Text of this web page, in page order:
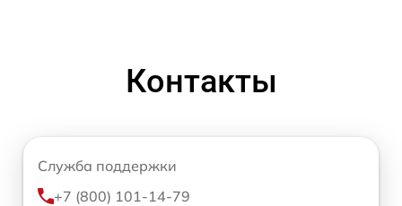
Контакты
Служба поддержки
+7 (800) 101-14-79